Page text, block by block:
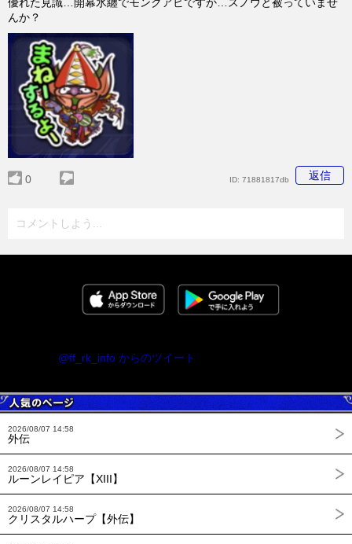
んか？
0 返信
ID: 71881817db
コメントしよう...
@ff_rk_info からのツイート
2026/08/07 14:58
外伝
2026/08/07 14:58
ルーンレイピア【XIII】
2026/08/07 14:58
クリスタルハープ【外伝】